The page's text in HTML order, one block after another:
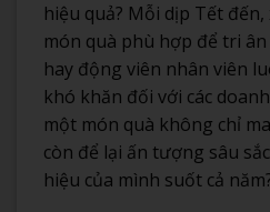
hiệu quả? Mỗi dịp Tết
món quà phù hợp để tri
hay động viên nhân viên
khó khăn đối với các
một món quà không chỉ
còn để lại ấn tượng sâu
hiệu của mình suốt cả